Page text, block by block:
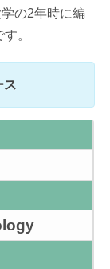
の2年時に編
。
ス